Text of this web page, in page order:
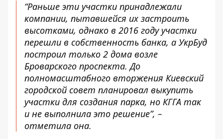
“Раньше эти участки принадлежали
компании, пытавшейся их застроить
высотками, однако в 2016 году участки
перешли в собственность банка, а УкрБуд
построил только 2 дома возле
Броварского проспекта. До
полномасштабного вторжения Киевский
городской совет планировал выкупить
участки для создания парка, но КГГА так
и не выполнила это решение”, –
отметила она.